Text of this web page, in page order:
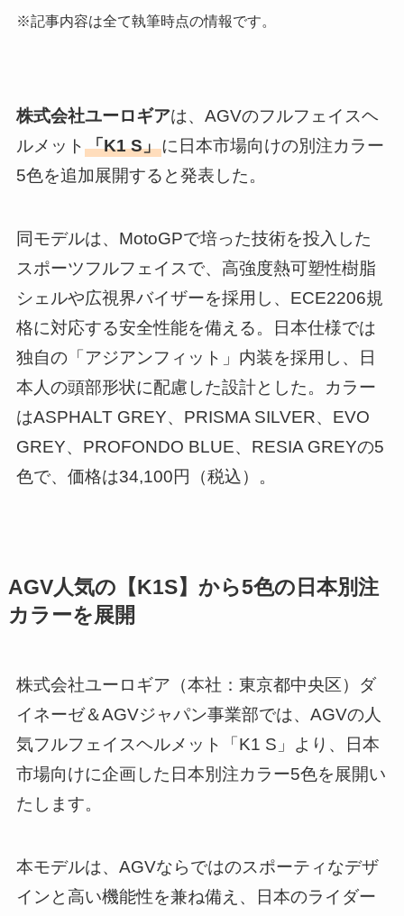
※記事内容は全て執筆時点の情報です。
株式会社ユーロギアは、AGVのフルフェイスヘ
ルメット 「K1 S」に日本市場向けの別注カラー
5色を追加展開すると発表した。
同モデルは、MotoGPで培った技術を投入した
スポーツフルフェイスで、高強度熱可塑性樹脂
シェルや広視界バイザーを採用し、ECE2206規
格に対応する安全性能を備える。日本仕様では
独自の「アジアンフィット」内装を採用し、日
本人の頭部形状に配慮した設計とした。カラー
はASPHALT GREY、PRISMA SILVER、EVO
GREY、PROFONDO BLUE、RESIA GREYの5
色で、価格は34,100円（税込）。
AGV人気の【K1S】から5色の日本別注
カラーを展開
株式会社ユーロギア（本社：東京都中央区）ダ
イネーゼ＆AGVジャパン事業部では、AGVの人
気フルフェイスヘルメット「K1 S」より、日本
市場向けに企画した日本別注カラー5色を展開い
たします。
本モデルは、AGVならではのスポーティなデザ
インと高い機能性を兼ね備え、日本のライダー